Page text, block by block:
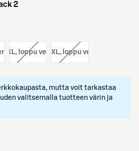
2
XL, loppu verkosta
koko: XXL, loppu verkosta
mutta voit tarkastaa
valitsemalla tuotteen värin ja